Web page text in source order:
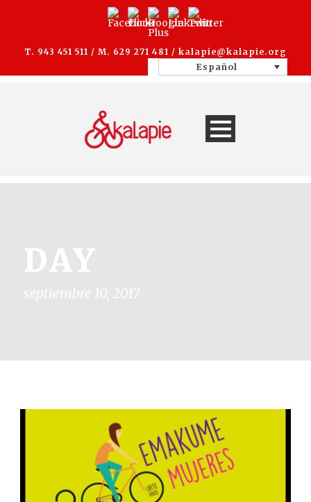
T. 943 451 511 / M. 629 271 481 / kalapie@kalapie.org
Español
DAY
septiembre 10, 2017